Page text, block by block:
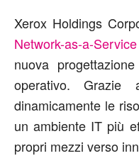
Xerox Holdings
Network-as-a-Service
nuova
operativo. Grazie
dinamicamente le
un ambiente IT più
propri mezzi verso